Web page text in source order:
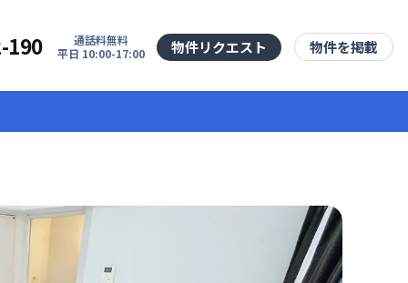
190
通話料無料
平日 10:00-17:00
物件リクエスト 物件を掲載